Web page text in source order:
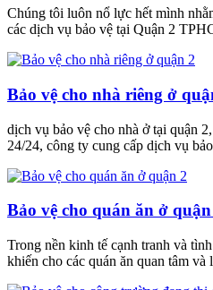
Chúng tôi luôn nổ lực hết mình
các dịch vụ bảo vệ tại Quận 2
Bảo vệ cho nhà riêng ở
dịch vụ bảo vệ cho nhà ở tại quận
24/24, công ty cung cấp dịch vụ
Bảo vệ cho quán ăn ở
Trong nền kinh tế cạnh tranh và
khiến cho các quán ăn quan tâm và